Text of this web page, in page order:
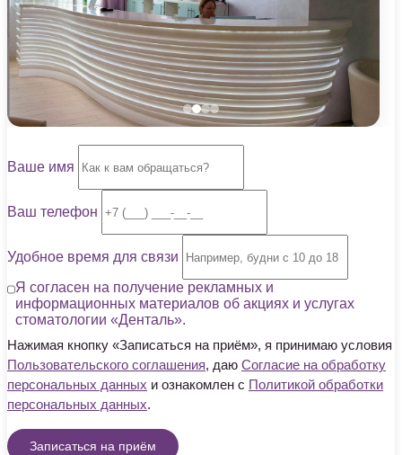
Ваше имя
Ваш телефон
Удобное время для связи
Я согласен на получение рекламных и
информационных материалов об акциях и услугах
стоматологии «Денталь».
Нажимая кнопку «Записаться на приём», я принимаю условия
Пользовательского соглашения, даю Согласие на обработку
персональных данных и ознакомлен с Политикой обработки
персональных данных.
Записаться на приём